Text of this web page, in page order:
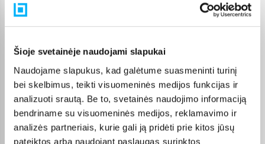
Šioje svetainėje naudojami slapukai
Naudojame slapukus, kad galėtume suasmeninti turinį
bei skelbimus, teikti visuomeninės medijos funkcijas ir
analizuoti srautą. Be to, svetainės naudojimo informaciją
bendriname su visuomeninės medijos, reklamavimo ir
analizės partneriais, kurie gali ją pridėti prie kitos jūsų
pateiktos arba naudojant paslaugas surinktos
dėmesį į taikomas akcijas, specialius pasiūlymus, techninius
parametrus bei papildomas pirkimo sąlygas, kad būtų lengviau
Papildomi pasirinkimai ir prekių savybių filtrai padeda patogiai
susiaurinti asortimentą ir greičiau rasti tinkamą prekę.
Peržiūrėkite „AmayaKilimėliai“ pasiūlymus BIGBOX.LT,
palyginkite prekes ir pirkite internetu patogiai. Pasirinktą
prekę pristatysime per jos aprašyme nurodytą terminą.